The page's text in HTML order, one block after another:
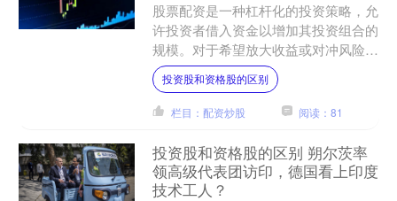
股票配资是一种杠杆化的投资策略，允
许投资者借入资金以增加其投资组合的
规模。对于希望放大收益或对冲风险的
投资者来说，这是一个有吸引力的选
择。 1. 规范合法：选择....
投资股和资格股的区别
栏目：配资炒股 阅读：81
投资股和资格股的区别 朔尔茨率
领高级代表团访印，德国看上印度
技术工人？